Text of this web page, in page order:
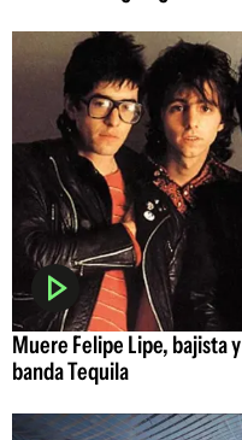
Muere Felipe Lipe, bajista
banda Tequila